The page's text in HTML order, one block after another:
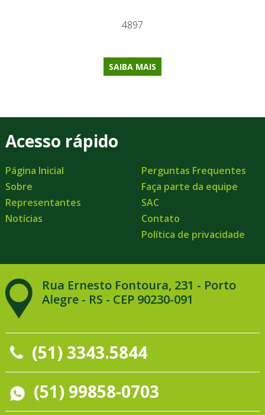
4897
SAIBA MAIS
Acesso rápido
Página Inicial
Sobre
Representantes
Notícias
Perguntas Frequentes
Faça parte da equipe
SAC
Contato
Política de privacidade
Rua Ernesto Fontoura, 231 - Porto
Alegre - RS - CEP 90230-091
(51) 3343.5844
(51) 99858-0703